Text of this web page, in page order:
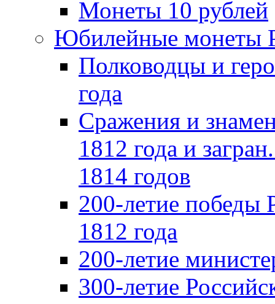
Монеты 10 рублей
Юбилейные монеты
Полководцы и
года
Сражения и
1812 года и
1814 годов
200-летие победы
1812 года
200-летие
300-летие